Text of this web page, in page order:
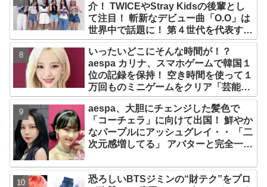
介！ TWICEやStray Kidsの後輩とし
て注目！ 斬新なデビュー曲「O.O」は
世界中で話題に！ 第４世代を代表する
美女ソリュンをはじめ、全員ビジュア
ルメンバーといわれるその魅力をチェ
ック
いったいどこにそんな時間が！？
aespa カリナ、スマホゲームで韓国１
位の記録を保持！ 空き時間を使って１
万回ものミニゲームをクリア「芸能人
たちが時間がないと言っているのは全
部嘘」
aespa、大胆にチェンジした髪色で
「コーチェラ」に向けて出国！ 鮮やか
なパープルにアッシュグレイ・・ 「二
次元感増してる」 アバターと完全一致
恐ろしいBTSジミンの“財テク”をプロ